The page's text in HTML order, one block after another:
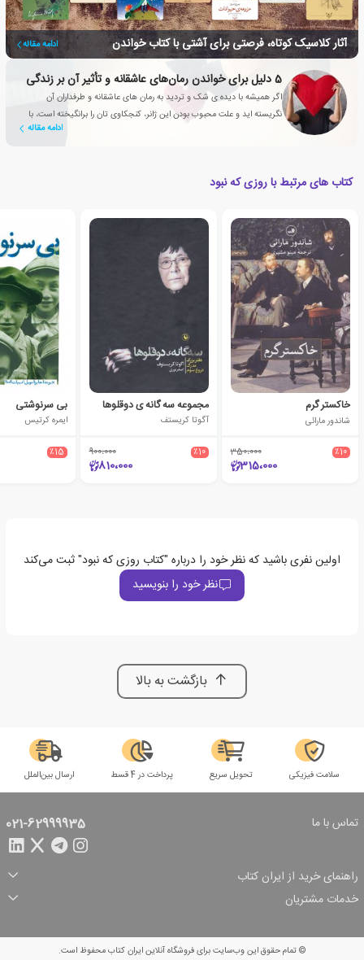
آثار کلاسیک کوتاه، فرصتی برای آشتی با کتاب خواندن ادامه مقاله
5 دلیل برای خواندن رمان‌های عاشقانه‌‌ و تأثیر آن بر زندگی
اگر همیشه با دیده ی شک و تردید به رمان های عاشقانه و طرفداران آن
نگریسته اید و علت محبوب بودن این ژانر، کنجکاوی تان را برانگیخته است، با
ادامه مقاله
کتاب های مرتبط با روزی که نبود
خاکستر گرم
شاندور مارائی
٪10 350،000
315،000
مجموعه سه گانه ی دوقلوها
آگوتا کریستف
٪10 900،000
810،000
بی سرنوشتی
ایمره کرتیس
٪15
اولین نفری باشید که نظر خود را درباره "کتاب روزی که نبود" ثبت می‌کند
نظر خود را بنویسید
بازگشت به بالا
سلامت فیزیکی تحویل سریع پرداخت در 4 قسط ارسال بین‌الملل
تماس با ما 021-62999935
راهنمای خرید از ایران کتاب
ثبت سفارش
شرایط ارسال سفارش
شیوه پرداخت
تخفیف‌های خرید
خدمات مشتریان
© تمام حقوق این وب‌سایت برای فروشگاه آنلاین ایران کتاب محفوظ است.